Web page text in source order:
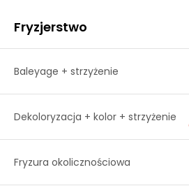
Fryzjerstwo
Baleyage + strzyżenie
Dekoloryzacja + kolor + strzyżenie
Fryzura okolicznościowa